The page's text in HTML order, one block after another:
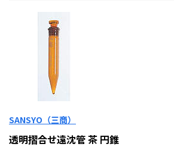
SANSYO（三商）
透明摺合せ遠沈管 茶 円錐